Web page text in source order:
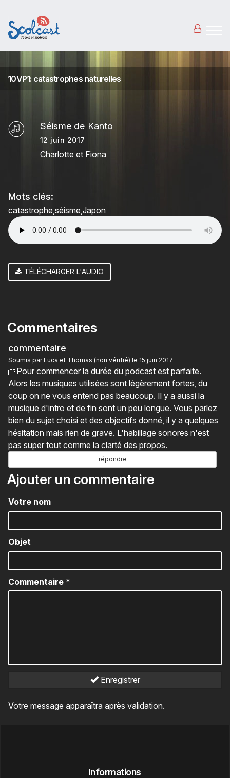
10VP1: catastrophes naturelles
Séisme de Kanto
12 juin 2017
Charlotte et Fiona
Mots clés:
catastrophe séisme Japon
TÉLÉCHARGER L'AUDIO
Commentaires
commentaire
Soumis parLuca et Thomas (non vérifié) le 15 juin 2017
Pour commencer la durée du podcast est parfaite.
Alors les musiques utilisées sont légèrement fortes, du
coup on ne vous entend pas beaucoup. Il y a aussi la
musique d'intro et de fin sont un peu longue. Vous parlez
bien du sujet choisi et des objectifs donné, il y a quelques
hésitation mais rien de grave. L'habillage sonores n'est
pas super tout comme la clarté des propos.
répondre
Ajouter un commentaire
Votre nom
Objet
Commentaire *
Enregistrer
Votre message apparaîtra après validation.
Informations